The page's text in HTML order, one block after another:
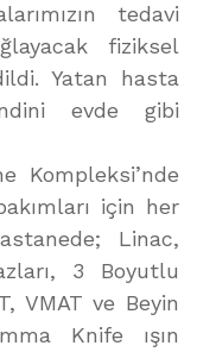
tedavi
fiziksel
Yatan hasta
evde gibi
Kompleksi’nde
için her
Linac,
3 Boyutlu
VMAT ve Beyin
Knife ışın